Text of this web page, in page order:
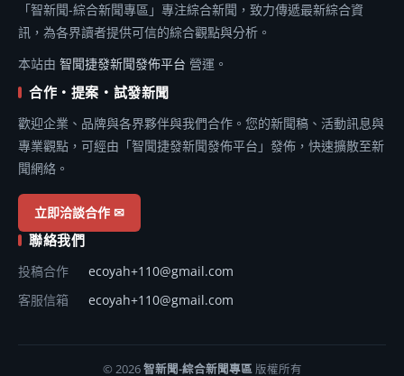
「智新聞-綜合新聞專區」專注綜合新聞，致力傳遞最新綜合資
訊，為各界讀者提供可信的綜合觀點與分析。
本站由 智聞捷發新聞發佈平台 營運。
合作・提案・試發新聞
歡迎企業、品牌與各界夥伴與我們合作。您的新聞稿、活動訊息與
專業觀點，可經由「智聞捷發新聞發佈平台」發佈，快速擴散至新
聞網絡。
立即洽談合作 ✉
聯絡我們
投稿合作
ecoyah+110@gmail.com
客服信箱
ecoyah+110@gmail.com
© 2026智新聞-綜合新聞專區版權所有